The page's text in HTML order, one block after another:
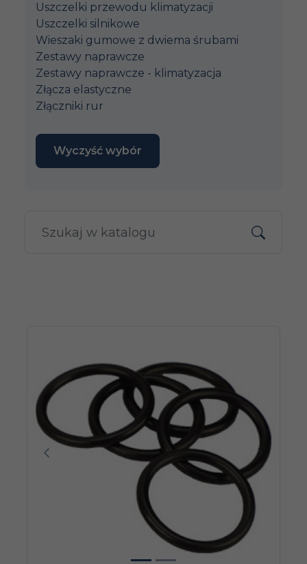
Uszczelki przewodu klimatyzacji
Uszczelki silnikowe
Wieszaki gumowe z dwiema śrubami
Zestawy naprawcze
Zestawy naprawcze - klimatyzacja
Złącza elastyczne
Złączniki rur
Wyczyść wybór
Poprzedni